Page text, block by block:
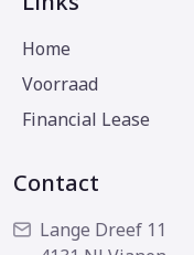
Home
Voorraad
Financial Lease
Contact
Lange Dreef 11